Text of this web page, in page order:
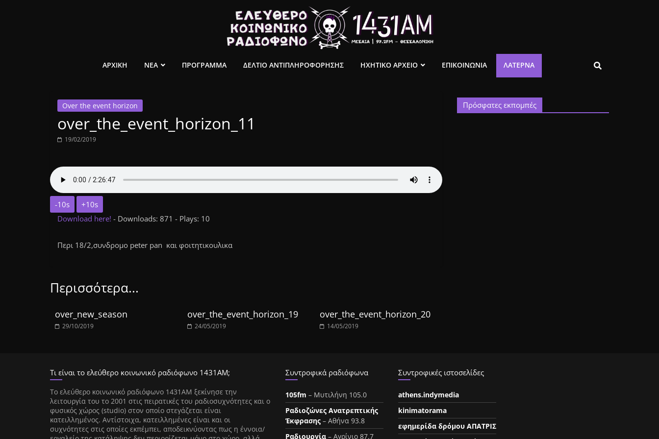
ελεύθερο
κοινωνικό
ραδιόφωνο
1431AM
ΑΡΧΙΚΗ ΝΕΑ ΠΡΟΓΡΑΜΜΑ ΔΕΛΤΙΟ ΑΝΤΙΠΛΗΡΟΦΟΡΗΣΗΣ ΗΧΗΤΙΚΟ ΑΡΧΕΙΟ ΕΠΙΚΟΙΝΩΝΙΑ ΛΑΤΈΡΝΑ
Over the event horizon
over_the_event_horizon_11
19/02/2019
-10s
+10s
Download here! - Downloads: 871 - Plays: 10
Περι 18/2,συνδρομο peter pan και φοιτητικουλικα
Περισσότερα...
over_new_season
29/10/2019
over_the_event_horizon_19
24/05/2019
over_the_event_horizon_20
14/05/2019
Πρόσφατες εκπομπές
Τι είναι το ελεύθερο κοινωνικό ραδιόφωνο 1431ΑΜ;
Tο ελεύθερο κοινωνικό ραδιόφωνο 1431AM ξεκίνησε την
λειτουργία του το 2001 στις πειρατικές του ραδιοσυχνότητες και ο
φυσικός χώρος (studio) στον οποίο στεγάζεται είναι
κατειλλημένος. Αντίστοιχα, κατειλλημένες είναι και οι
συχνότητες στις οποίες εκπέμπει, αποδεικνύοντας πως η έννοια/
Συντροφικά ραδιόφωνα
105fm – Μυτιλήνη 105.0
Ραδιοζώνες Ανατρεπτικής
Έκφρασης – Αθήνα 93.8
Ραδιουργία – Αγρίνιο 87.7
Συντροφικές ιστοσελίδες
athens.indymedia
kinimatorama
εφημερίδα δρόμου ΑΠΑΤΡΙΣ